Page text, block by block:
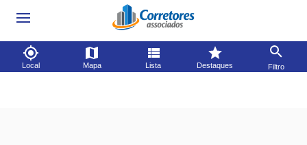
Local Mapa Lista Destaques Filtro